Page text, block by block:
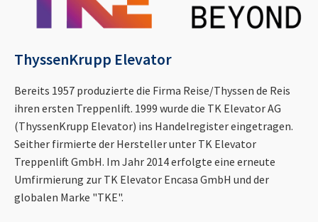
ThyssenKrupp Elevator
Bereits 1957 produzierte die Firma Reise/Thyssen de Reis
ihren ersten Treppenlift. 1999 wurde die TK Elevator AG
(ThyssenKrupp Elevator) ins Handelregister eingetragen.
Seither firmierte der Hersteller unter TK Elevator
Treppenlift GmbH. Im Jahr 2014 erfolgte eine erneute
Umfirmierung zur TK Elevator Encasa GmbH und der
globalen Marke "TKE".